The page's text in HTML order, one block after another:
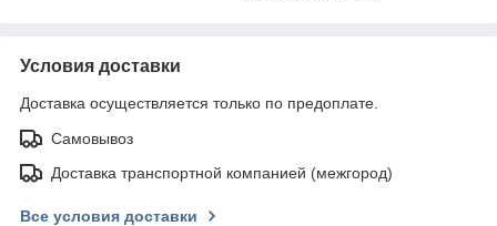
Условия доставки
Доставка осуществляется только по предоплате.
Самовывоз
Доставка транспортной компанией (межгород)
Все условия доставки